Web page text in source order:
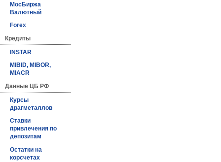
МосБиржа
Валютный
Forex
Кредиты
INSTAR
MIBID, MIBOR,
MIACR
Данные ЦБ РФ
Курсы
драгметаллов
Ставки
привлечения по
депозитам
Остатки на
корсчетах